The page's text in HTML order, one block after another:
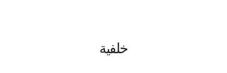
خلفية